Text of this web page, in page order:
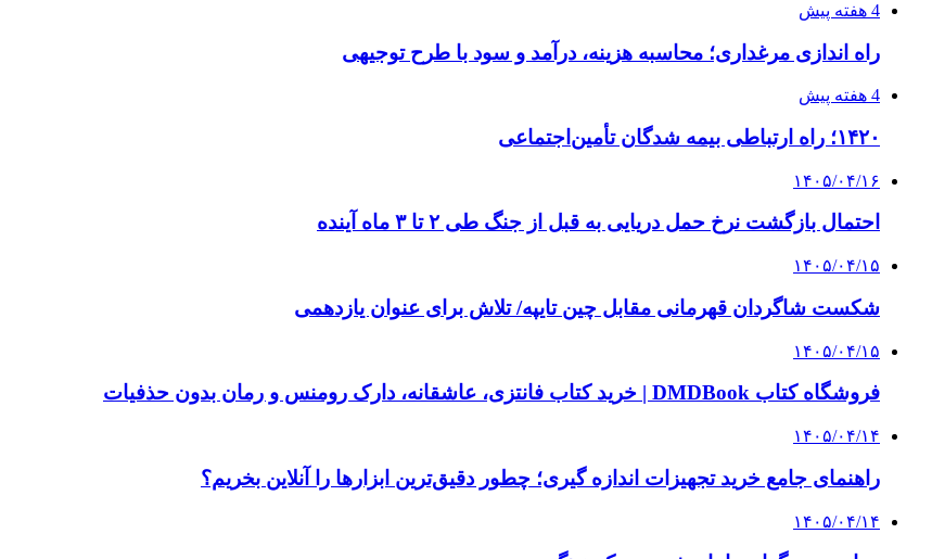
4 هفته پیش
راه اندازی مرغداری؛ محاسبه هزینه، درآمد و سود با طرح توجیهی
4 هفته پیش
۱۴۲۰؛ راه ارتباطی بیمه شدگان تأمین‌اجتماعی
۱۴۰۵/۰۴/۱۶
احتمال بازگشت نرخ حمل دریایی به قبل از جنگ طی ۲ تا ۳ ماه آینده
۱۴۰۵/۰۴/۱۵
شکست شاگردان قهرمانی مقابل چین تایپه/ تلاش برای عنوان یازدهمی
۱۴۰۵/۰۴/۱۵
فروشگاه کتاب DMDBook | خرید کتاب فانتزی، عاشقانه، دارک رومنس و رمان بدون حذفیات
۱۴۰۵/۰۴/۱۴
راهنمای جامع خرید تجهیزات اندازه گیری؛ چطور دقیق‌ترین ابزارها را آنلاین بخریم؟
۱۴۰۵/۰۴/۱۴